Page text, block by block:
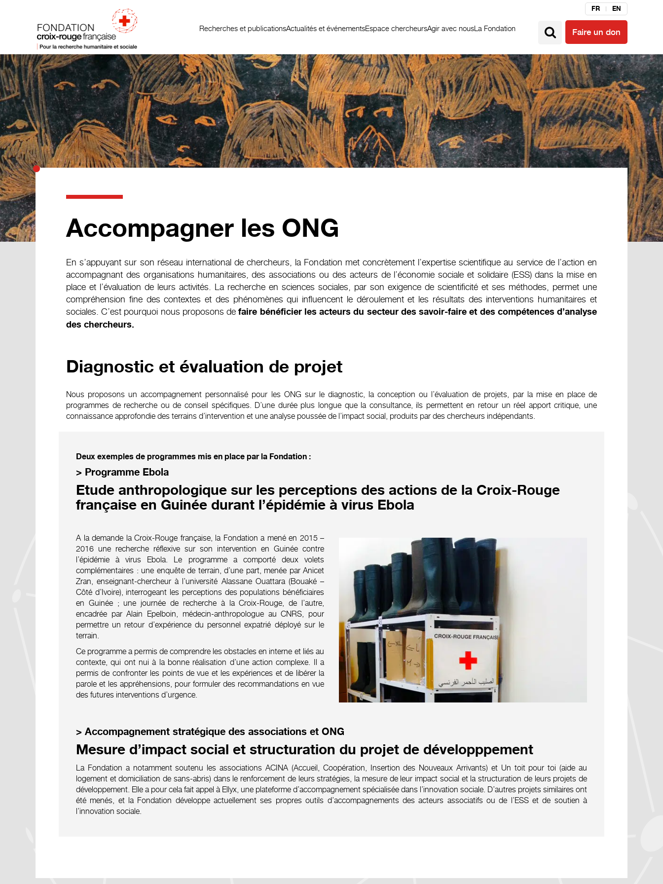
FR EN
Recherches et publicationsActualités et événementsEspace chercheursAgir avec nousLa Fondation Faire un don
Accompagner les ONG
En s’appuyant sur son réseau international de chercheurs, la Fondation met concrètement l’expertise scientifique au service de l’action en
accompagnant des organisations humanitaires, des associations ou des acteurs de l’économie sociale et solidaire (ESS) dans la mise en
place et l’évaluation de leurs activités. La recherche en sciences sociales, par son exigence de scientificité et ses méthodes, permet une
compréhension fine des contextes et des phénomènes qui influencent le déroulement et les résultats des interventions humanitaires et
sociales. C’est pourquoi nous proposons defaire bénéficier les acteurs du secteur des savoir-faire et des compétences d’analyse
des chercheurs.
Diagnostic et évaluation de projet
Nous proposons un accompagnement personnalisé pour les ONG sur le diagnostic, la conception ou l’évaluation de projets, par la mise en place de
programmes de recherche ou de conseil spécifiques. D’une durée plus longue que la consultance, ils permettent en retour un réel apport critique, une
connaissance approfondie des terrains d’intervention et une analyse poussée de l’impact social, produits par des chercheurs indépendants.
Deux exemples de programmes mis en place par la Fondation :
> Programme Ebola
Etude anthropologique sur les perceptions des actions de la Croix-Rouge
française en Guinée durant l’épidémie à virus Ebola
A la demande la Croix-Rouge française, la Fondation a mené en 2015 –
2016 une recherche réflexive sur son intervention en Guinée contre
l’épidémie à virus Ebola. Le programme a comporté deux volets
complémentaires : une enquête de terrain, d’une part, menée par Anicet
Zran, enseignant-chercheur à l’université Alassane Ouattara (Bouaké –
Côté d’Ivoire), interrogeant les perceptions des populations bénéficiaires
en Guinée ; une journée de recherche à la Croix-Rouge, de l’autre,
encadrée par Alain Epelboin, médecin-anthropologue au CNRS, pour
permettre un retour d’expérience du personnel expatrié déployé sur le
terrain.
Ce programme a permis de comprendre les obstacles en interne et liés au
contexte, qui ont nui à la bonne réalisation d’une action complexe. Il a
permis de confronter les points de vue et les expériences et de libérer la
parole et les appréhensions, pour formuler des recommandations en vue
des futures interventions d’urgence.
> Accompagnement stratégique des associations et ONG
Mesure d’impact social et structuration du projet de développpement
La Fondation a notamment soutenu les associations ACINA (Accueil, Coopération, Insertion des Nouveaux Arrivants) et Un toit pour toi (aide au
logement et domiciliation de sans-abris) dans le renforcement de leurs stratégies, la mesure de leur impact social et la structuration de leurs projets de
développement. Elle a pour cela fait appel à Ellyx, une plateforme d’accompagnement spécialisée dans l’innovation sociale. D’autres projets similaires ont
été menés, et la Fondation développe actuellement ses propres outils d’accompagnements des acteurs associatifs ou de l’ESS et de soutien à
l’innovation sociale.